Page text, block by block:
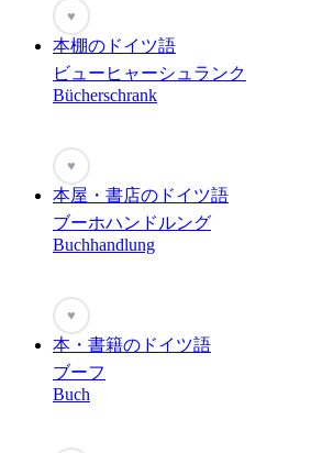
♥
本棚のドイツ語
ビューヒャーシュランク
Bücherschrank
♥
本屋・書店のドイツ語
ブーホハンドルング
Buchhandlung
♥
本・書籍のドイツ語
ブーフ
Buch